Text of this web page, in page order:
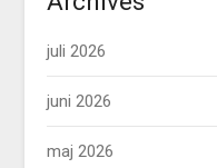
juli 2026
juni 2026
maj 2026